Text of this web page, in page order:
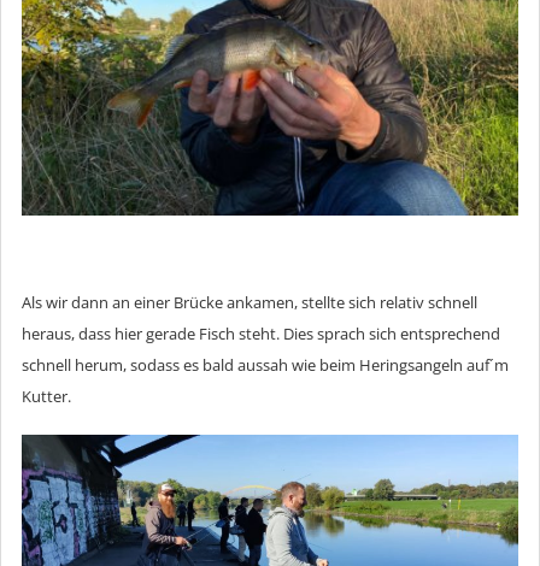
Als wir dann an einer Brücke ankamen, stellte sich relativ schnell
heraus, dass hier gerade Fisch steht. Dies sprach sich entsprechend
schnell herum, sodass es bald aussah wie beim Heringsangeln auf´m
Kutter.